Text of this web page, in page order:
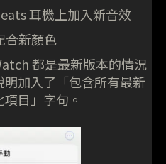
耳機上加入新音效
合新顏色
都是最新版本的情況
加入了「包含所有最新
目」字句。